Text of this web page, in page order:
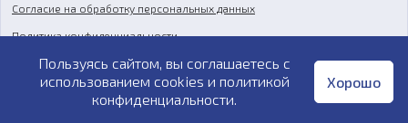
Согласие на обработку персональных данных
Политика конфиденциальности
Публичная оферта
Пользуясь сайтом, вы соглашаетесь с
использованием cookies и политикой
конфиденциальности.
Хорошо